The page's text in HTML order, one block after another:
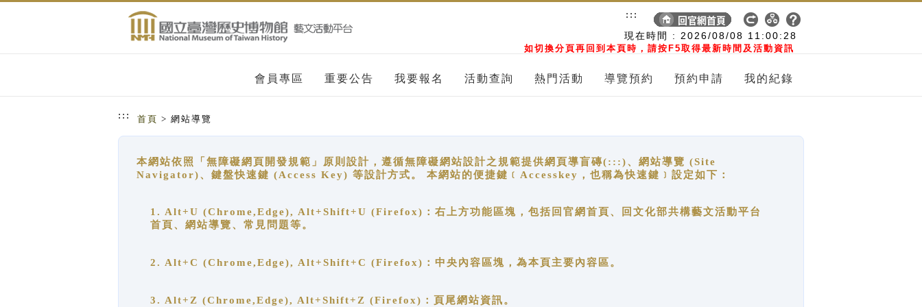
現在時間 : 2026/08/08 11:00:28
如切換分頁再回到本頁時，請按F5取得最新時間及活動資訊
:::
會員專區 重要公告 我要報名 活動查詢 熱門活動 導覽預約 預約申請 我的紀錄
::: 首頁 > 網站導覽
本網站依照「無障礙網頁開發規範」原則設計，遵循無障礙網站設計之規範提供網頁導盲磚(:::)、網站導覽 (Site
Navigator)、鍵盤快速鍵 (Access Key) 等設計方式。 本網站的便捷鍵﹝Accesskey，也稱為快速鍵﹞設定如下：
1. Alt+U (Chrome,Edge), Alt+Shift+U (Firefox)：右上方功能區塊，包括回官網首頁、回文化部共構藝文活動平台
首頁、網站導覽、常見問題等。
2. Alt+C (Chrome,Edge), Alt+Shift+C (Firefox)：中央內容區塊，為本頁主要內容區。
3. Alt+Z (Chrome,Edge), Alt+Shift+Z (Firefox)：頁尾網站資訊。